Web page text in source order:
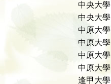
中央大學
中央大學
中原大學
中原大學
中原大學
中原大學
逢甲大學